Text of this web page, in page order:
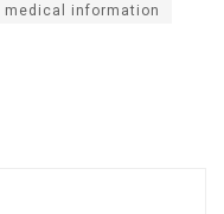
medical information